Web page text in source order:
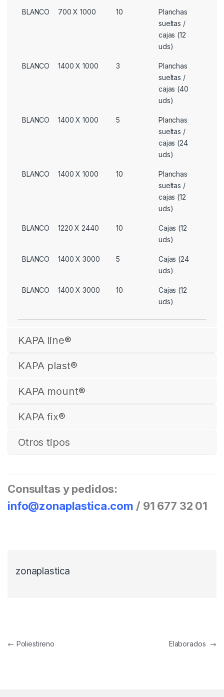
BLANCO 700 X 1000 10
Planchas
sueltas /
cajas (12
uds)
BLANCO 1400 X 1000 3
Planchas
sueltas /
cajas (40
uds)
BLANCO 1400 X 1000 5
Planchas
sueltas /
cajas (24
uds)
BLANCO 1400 X 1000 10
Planchas
sueltas /
cajas (12
uds)
BLANCO 1220 X 2440 10
Cajas (12
uds)
BLANCO 1400 X 3000 5
Cajas (24
uds)
BLANCO 1400 X 3000 10
Cajas (12
uds)
KAPA line®
KAPA plast®
KAPA mount®
KAPA fix®
Otros tipos
Consultas y pedidos:
info@zonaplastica.com / 91 677 32 01
zonaplastica
Navegación de entradas
← Poliestireno Elaborados →